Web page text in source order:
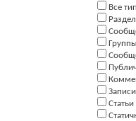
Все
Группы
Статьи